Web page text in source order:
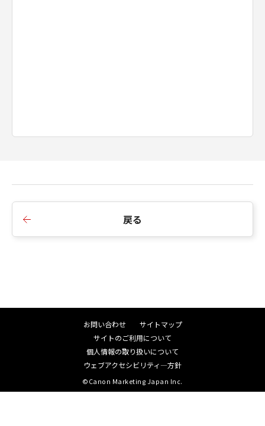
戻る
お問い合わせ
サイトマップ
サイトのご利用について
個人情報の取り扱いについて
ウェブアクセシビリティ―方針
©Canon Marketing Japan Inc.